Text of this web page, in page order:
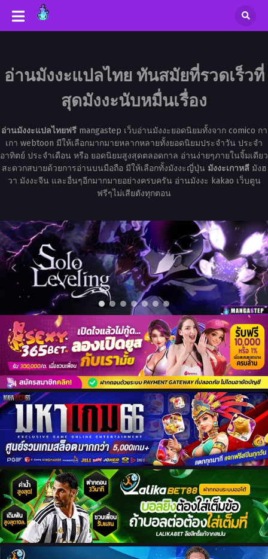
อ่านมังงะแปลไทย ทันสมัยที่รวดเร็วที่
สุดมังงะนับหมื่นเรื่อง
อ่านมังงะแปลไทยฟรีmangastep เว็บอ่านมังงะยอดนิยมทั้งจาก comico กา
เกา webtoon มีให้เลือกมากมายหลากหลายทั้งยอดนิยมประจำวัน ประจำ
อาทิตย์ ประจำเดือน หรือ ยอดนิยมสูงสุดตลอดกาล อ่านง่ายๆภายในจิ้มเดียว
สะดวกสบายด้วยการอ่านบนมือถือ มีให้เลือกทั้งมังงะญี่ปุ่น มังงะเกาหลีมังฮ
วา มังงะจีน และอื่นๆอีกมากมายอย่างครบครัน อ่านมังงะ kakao เว็บตูน
ฟรีๆไม่เสียตังทุกตอน